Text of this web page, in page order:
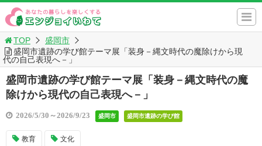
TOP
盛岡市
盛岡市遺跡の学び館テーマ展「装身－縄文時代の魔除けから現
代の自己表現へ－」
盛岡市遺跡の学び館テーマ展「装身－縄文時代の魔
除けから現代の自己表現へ－」
2026/5/30～2026/9/23 盛岡市 盛岡市遺跡の学び館
教育 文化